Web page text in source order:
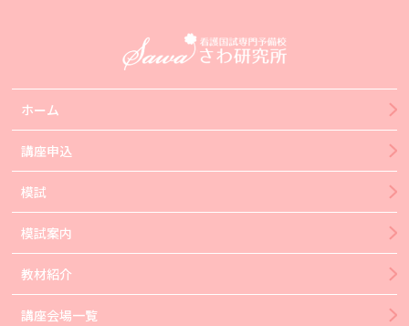
ホーム
講座申込
模試
模試案内
教材紹介
講座会場一覧